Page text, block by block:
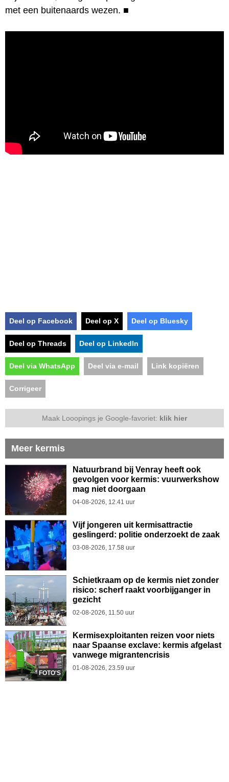
met een buitenaards wezen. ■
Deel op Facebook Deel op X Deel op Bluesky
Deel op Threads Deel op LinkedIn
Deel via WhatsApp Deel via e-mail Link kopiëren
Corrigeer
Maak Looopings je Google-favoriet: klik hier
Meer kermis
Natuurbrand bij Venray heeft ook
gevolgen voor kermis: vuurwerkshow
mag niet doorgaan
04-08-2026, 12.41 uur
Vijf jongeren uit kermisattractie
geslingerd: politie onderzoekt de zaak
03-08-2026, 17.58 uur
Schietkraam op de kermis niet zonder
risico: scherf raakt voorbijganger in
gezicht
02-08-2026, 11.50 uur
FOTO'S
Kermisexploitanten reizen voor niets
naar Spaanse exclave: kermis afgelast
vanwege migrantencrisis
01-08-2026, 23.59 uur